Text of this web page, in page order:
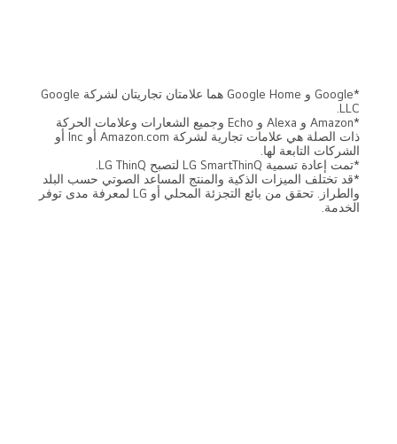
*Google و Google Home هما علامتان تجاريتان لشركة Google
LLC.
*Amazon و Alexa و Echo وجميع الشعارات وعلامات الحركة
ذات الصلة هي علامات تجارية لشركة Amazon.com أو Inc أو
الشركات التابعة لها.
*تمت إعادة تسمية LG SmartThinQ لتصبح LG ThinQ.
*قد تختلف الميزات الذكية والمنتج المساعد الصوتي حسب البلد
والطراز. تحقق من بائع التجزئة المحلي أو LG لمعرفة مدى توفر
الخدمة.